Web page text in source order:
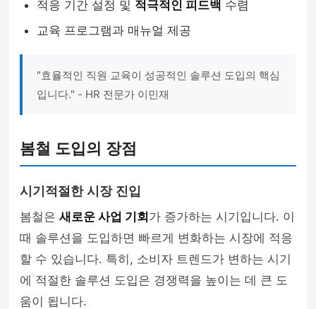
적응 기간 설정 및 적극적인 피드백 수렴
교육 프로그램과 매뉴얼 제공
"효율적인 직원 교육이 성공적인 솔루션 도입의 핵심
입니다." - HR 전문가 이민재
봄철 도입의 장점
시기적절한 시장 진입
봄철은 새로운 사업 기회 가 증가하는 시기입니다. 이
때 솔루션을 도입하면 빠르게 변화하는 시장에 적응
할 수 있습니다. 특히, 소비자 트렌드가 변하는 시기
에 적절한 솔루션 도입은 경쟁력을 높이는 데 큰 도
움이 됩니다.